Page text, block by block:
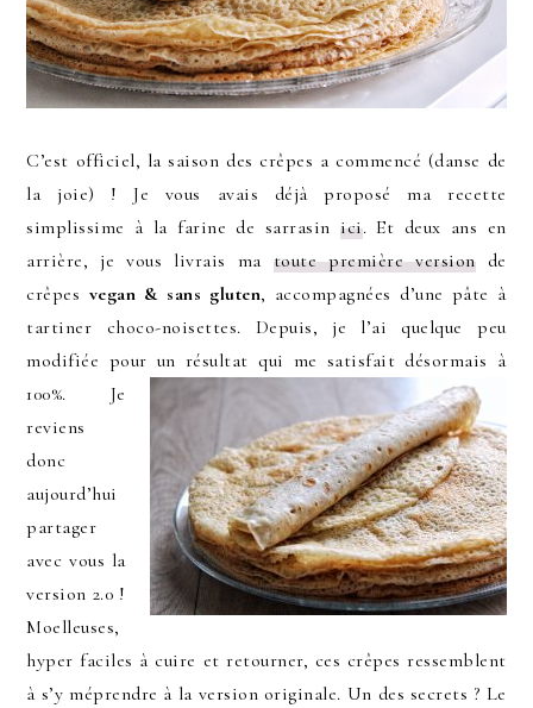
C’est officiel, la saison des crêpes a commencé (danse de
la joie) ! Je vous avais déjà proposé ma recette
simplissime à la farine de sarrasinici. Et deux ans en
arrière, je vous livrais ma toute première versionde
crêpes vegan & sans gluten, accompagnées d’une pâte à
tartiner choco-noisettes. Depuis, je l’ai quelque peu
modifiée pour un résultat qui me satisfait désormais à
100%. Je
reviens
donc
aujourd’hui
partager
avec vous la
version 2.0 !
Moelleuses,
hyper faciles à cuire et retourner, ces crêpes ressemblent
à s’y méprendre à la version originale. Un des secrets ? Le